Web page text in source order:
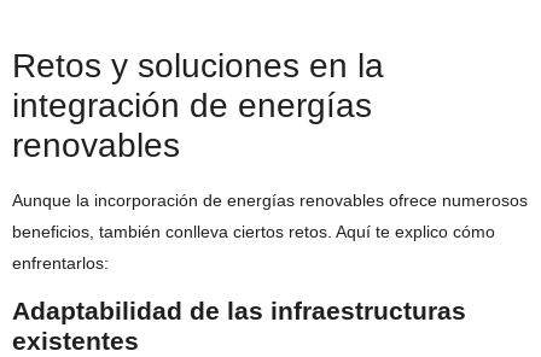
Retos y soluciones en la
integración de energías
renovables
Aunque la incorporación de energías renovables ofrece numerosos
beneficios, también conlleva ciertos retos. Aquí te explico cómo
enfrentarlos:
Adaptabilidad de las infraestructuras
existentes